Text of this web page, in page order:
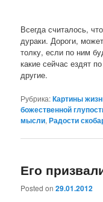
Всегда считалось,
дураки. Дороги,
толку, если по ним
какие сейчас ездят
другие.
Рубрика:Картины
божественной
мысли,Радости
Его
Posted on29.01.2012